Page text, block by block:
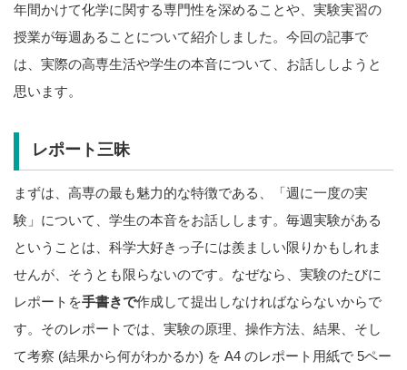
年間かけて化学に関する専門性を深めることや、実験実習の
授業が毎週あることについて紹介しました。今回の記事で
は、実際の高専生活や学生の本音について、お話ししようと
思います。
レポート三昧
まずは、高専の最も魅力的な特徴である、「週に一度の実
験」について、学生の本音をお話しします。毎週実験がある
ということは、科学大好きっ子には羨ましい限りかもしれま
せんが、そうとも限らないのです。なぜなら、実験のたびに
レポートを手書きで作成して提出しなければならないからで
す。そのレポートでは、実験の原理、操作方法、結果、そし
て考察 (結果から何がわかるか) を A4 のレポート用紙で 5ペー